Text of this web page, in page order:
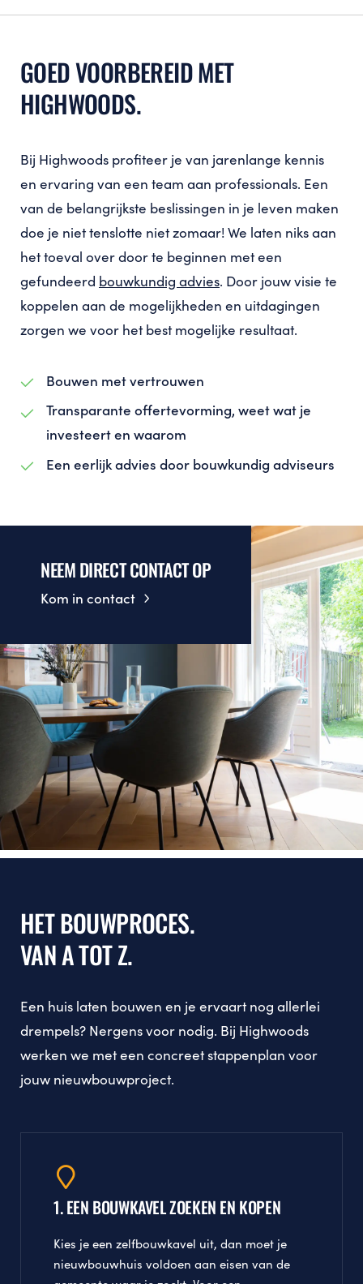
GOED VOORBEREID MET
HIGHWOODS.
Bij Highwoods profiteer je van jarenlange kennis
en ervaring van een team aan professionals. Een
van de belangrijkste beslissingen in je leven maken
doe je niet tenslotte niet zomaar! We laten niks aan
het toeval over door te beginnen met een
gefundeerd bouwkundig advies. Door jouw visie te
koppelen aan de mogelijkheden en uitdagingen
zorgen we voor het best mogelijke resultaat.
Bouwen met vertrouwen
Transparante offertevorming, weet wat je
investeert en waarom
Een eerlijk advies door bouwkundig adviseurs
NEEM DIRECT CONTACT OP
Kom in contact
HET BOUWPROCES.
VAN A TOT Z.
Een huis laten bouwen en je ervaart nog allerlei
drempels? Nergens voor nodig. Bij Highwoods
werken we met een concreet stappenplan voor
jouw nieuwbouwproject.
1. EEN BOUWKAVEL ZOEKEN EN KOPEN
Kies je een zelfbouwkavel uit, dan moet je
nieuwbouwhuis voldoen aan eisen van de